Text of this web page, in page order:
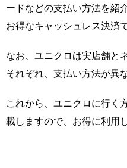
ードなどの支払い方法を紹
お得なキャッシュレス決済
なお、ユニクロは実店舗と
それぞれ、支払い方法が異
これから、ユニクロに行く
載しますので、お得に利用